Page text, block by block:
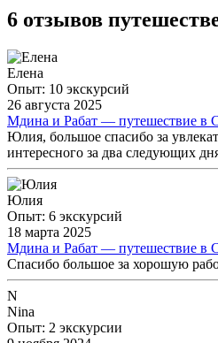
6 отзывов
Елена
Опыт: 10 экскурсий
26 августа 2025
Мдина и Рабат — путешествие в
Юлия, большое спасибо за
интересного за два следующих
Юлия
Опыт: 6 экскурсий
18 марта 2025
Мдина и Рабат — путешествие в
Спасибо большое за хорошую
N
Nina
Опыт: 2 экскурсии